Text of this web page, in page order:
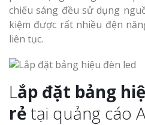
chiếu sáng đều sử dụng
kiệm được rất nhiều đện
liên tục.
Lắp đặt bảng
rẻ tại quảng cáo